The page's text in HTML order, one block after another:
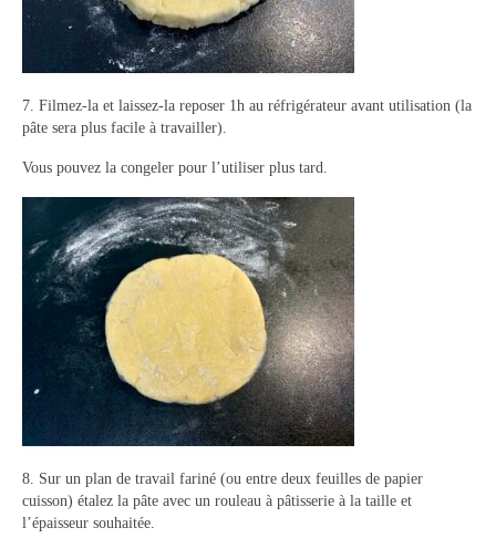
7. Filmez-la et laissez-la reposer 1h au réfrigérateur avant utilisation (la
pâte sera plus facile à travailler).
Vous pouvez la congeler pour l’utiliser plus tard.
8. Sur un plan de travail fariné (ou entre deux feuilles de papier
cuisson) étalez la pâte avec un rouleau à pâtisserie à la taille et
l’épaisseur souhaitée.